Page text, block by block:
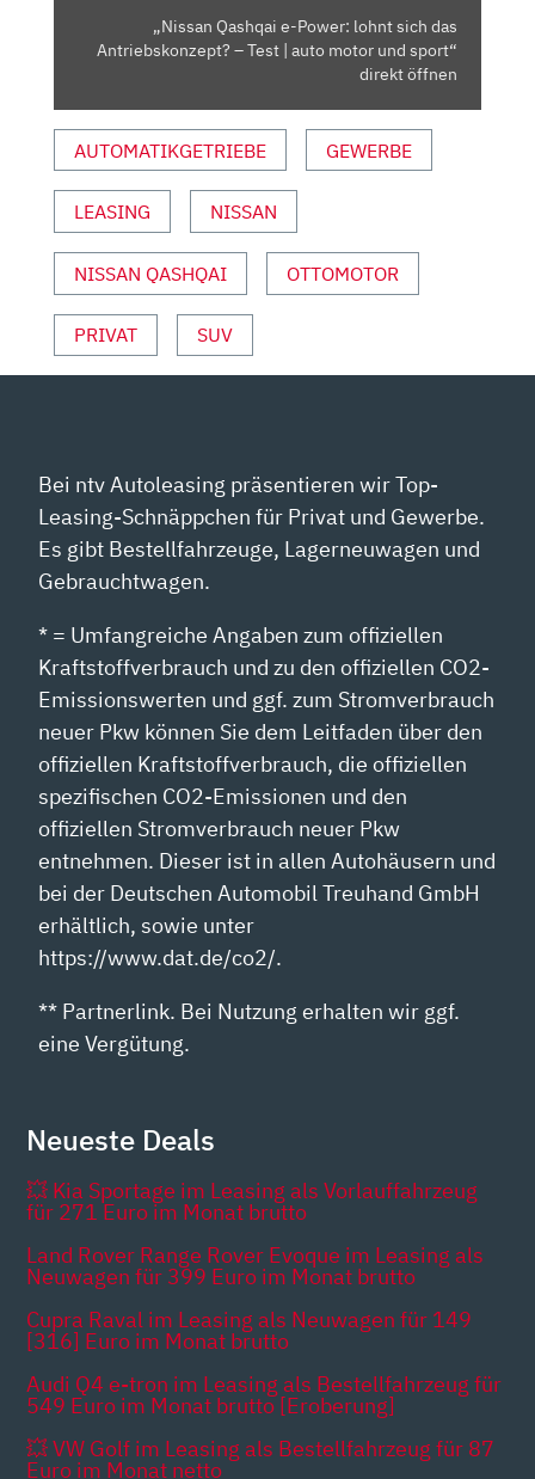
MOTOR
UND
SPORT“
VON
ANZEIGEN
„Nissan Qashqai e-Power: lohnt sich das
Antriebskonzept? – Test | auto motor und sport“
direkt öffnen
AUTOMATIKGETRIEBE GEWERBE
LEASING NISSAN
NISSAN QASHQAI OTTOMOTOR
PRIVAT SUV
Bei ntv Autoleasing präsentieren wir Top-
Leasing-Schnäppchen für Privat und Gewerbe.
Es gibt Bestellfahrzeuge, Lagerneuwagen und
Gebrauchtwagen.
* = Umfangreiche Angaben zum offiziellen
Kraftstoffverbrauch und zu den offiziellen CO2-
Emissionswerten und ggf. zum Stromverbrauch
neuer Pkw können Sie dem Leitfaden über den
offiziellen Kraftstoffverbrauch, die offiziellen
spezifischen CO2-Emissionen und den
offiziellen Stromverbrauch neuer Pkw
entnehmen. Dieser ist in allen Autohäusern und
bei der Deutschen Automobil Treuhand GmbH
erhältlich, sowie unter
https://www.dat.de/co2/.
** Partnerlink. Bei Nutzung erhalten wir ggf.
eine Vergütung.
Neueste Deals
💥 Kia Sportage im Leasing als Vorlauffahrzeug
für 271 Euro im Monat brutto
Land Rover Range Rover Evoque im Leasing als
Neuwagen für 399 Euro im Monat brutto
Cupra Raval im Leasing als Neuwagen für 149
[316] Euro im Monat brutto
Audi Q4 e-tron im Leasing als Bestellfahrzeug für
549 Euro im Monat brutto [Eroberung]
💥 VW Golf im Leasing als Bestellfahrzeug für 87
Euro im Monat netto